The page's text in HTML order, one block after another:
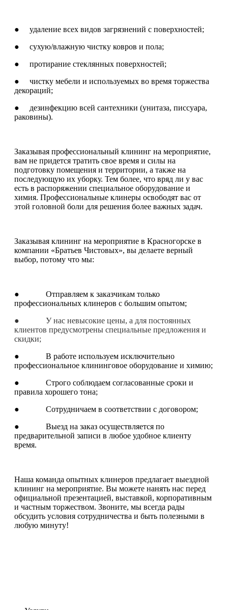
● удаление всех видов загрязнений с поверхностей;
● сухую/влажную чистку ковров и пола;
● протирание стеклянных поверхностей;
● чистку мебели и используемых во время торжества
декораций;
● дезинфекцию всей сантехники (унитаза, писсуара,
раковины).
Заказывая профессиональный клининг на мероприятие,
вам не придется тратить свое время и силы на
подготовку помещения и территории, а также на
последующую их уборку. Тем более, что вряд ли у вас
есть в распоряжении специальное оборудование и
химия. Профессиональные клинеры освободят вас от
этой головной боли для решения более важных задач.
Заказывая клининг на мероприятие в Красногорске в
компании «Братьев Чистовых», вы делаете верный
выбор, потому что мы:
● Отправляем к заказчикам только
профессиональных клинеров с большим опытом;
● У нас невысокие цены, а для постоянных
клиентов предусмотрены специальные предложения и
скидки;
● В работе используем исключительно
профессиональное клининговое оборудование и химию;
● Строго соблюдаем согласованные сроки и
правила хорошего тона;
● Сотрудничаем в соответствии с договором;
● Выезд на заказ осуществляется по
предварительной записи в любое удобное клиенту
время.
Наша команда опытных клинеров предлагает выездной
клининг на мероприятие. Вы можете нанять нас перед
официальной презентацией, выставкой, корпоративным
и частным торжеством. Звоните, мы всегда рады
обсудить условия сотрудничества и быть полезными в
любую минуту!